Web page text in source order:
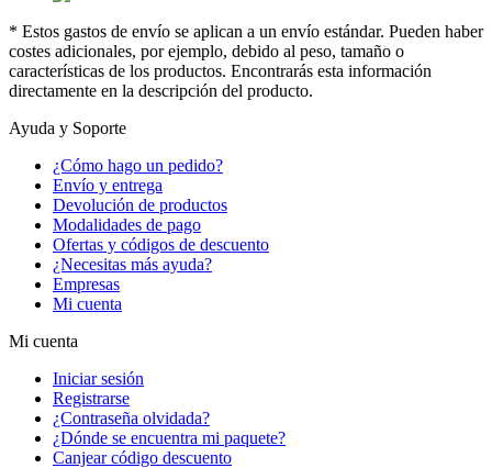
* Estos gastos de envío se aplican a un envío estándar. Pueden haber
costes adicionales, por ejemplo, debido al peso, tamaño o
características de los productos. Encontrarás esta información
directamente en la descripción del producto.
Ayuda y Soporte
¿Cómo hago un pedido?
Envío y entrega
Devolución de productos
Modalidades de pago
Ofertas y códigos de descuento
¿Necesitas más ayuda?
Empresas
Mi cuenta
Mi cuenta
Iniciar sesión
Registrarse
¿Contraseña olvidada?
¿Dónde se encuentra mi paquete?
Canjear código descuento